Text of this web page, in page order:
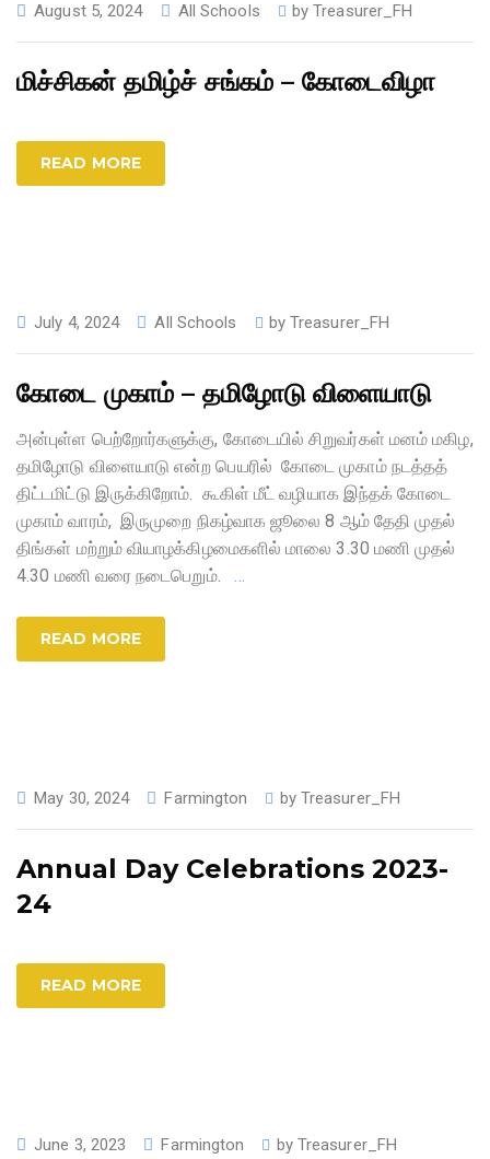
August 5, 2024 All Schools byTreasurer_FH
மிச்சிகன் தமிழ்ச் சங்கம் – கோடைவிழா
READ MORE
July 4, 2024 All Schools by Treasurer_FH
கோடை முகாம் – தமிழோடு விளையாடு
அன்புள்ள பெற்றோர்களுக்கு, கோடையில் சிறுவர்கள் மனம் மகிழ,
தமிழோடு விளையாடு என்ற பெயரில் கோடை முகாம் நடத்தத்
திட்டமிட்டு இருக்கிறோம். கூகிள் மீட் வழியாக இந்தக் கோடை
முகாம் வாரம், இருமுறை நிகழ்வாக ஜூலை 8 ஆம் தேதி முதல்
திங்கள் மற்றும் வியாழக்கிழமைகளில் மாலை 3.30 மணி முதல்
4.30 மணி வரை நடைபெறும். …
READ MORE
May 30, 2024 Farmington by Treasurer_FH
Annual Day Celebrations 2023-
24
READ MORE
June 3, 2023 Farmington by Treasurer_FH